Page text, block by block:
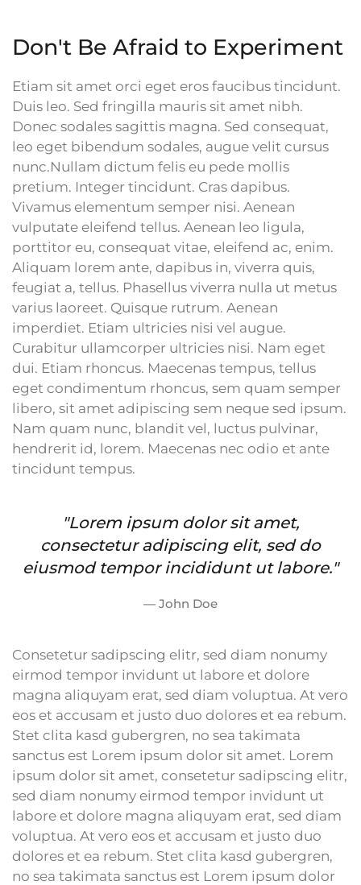
Don't Be Afraid to Experiment
Etiam sit amet orci eget eros faucibus tincidunt.
Duis leo. Sed fringilla mauris sit amet nibh.
Donec sodales sagittis magna. Sed consequat,
leo eget bibendum sodales, augue velit cursus
nunc.Nullam dictum felis eu pede mollis
pretium. Integer tincidunt. Cras dapibus.
Vivamus elementum semper nisi. Aenean
vulputate eleifend tellus. Aenean leo ligula,
porttitor eu, consequat vitae, eleifend ac, enim.
Aliquam lorem ante, dapibus in, viverra quis,
feugiat a, tellus. Phasellus viverra nulla ut metus
varius laoreet. Quisque rutrum. Aenean
imperdiet. Etiam ultricies nisi vel augue.
Curabitur ullamcorper ultricies nisi. Nam eget
dui. Etiam rhoncus. Maecenas tempus, tellus
eget condimentum rhoncus, sem quam semper
libero, sit amet adipiscing sem neque sed ipsum.
Nam quam nunc, blandit vel, luctus pulvinar,
hendrerit id, lorem. Maecenas nec odio et ante
tincidunt tempus.
"Lorem ipsum dolor sit amet,
consectetur adipiscing elit, sed do
eiusmod tempor incididunt ut labore."
John Doe
Consetetur sadipscing elitr, sed diam nonumy
eirmod tempor invidunt ut labore et dolore
magna aliquyam erat, sed diam voluptua. At vero
eos et accusam et justo duo dolores et ea rebum.
Stet clita kasd gubergren, no sea takimata
sanctus est Lorem ipsum dolor sit amet. Lorem
ipsum dolor sit amet, consetetur sadipscing elitr,
sed diam nonumy eirmod tempor invidunt ut
labore et dolore magna aliquyam erat, sed diam
voluptua. At vero eos et accusam et justo duo
dolores et ea rebum. Stet clita kasd gubergren,
no sea takimata sanctus est Lorem ipsum dolor